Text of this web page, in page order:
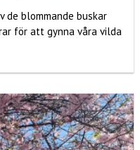
de blommande buskar
för att gynna våra vilda